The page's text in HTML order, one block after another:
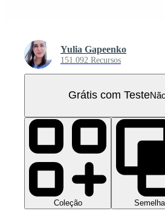
Yulia Gapeenko
151.092 Recursos
Grátis com Teste
Coleção